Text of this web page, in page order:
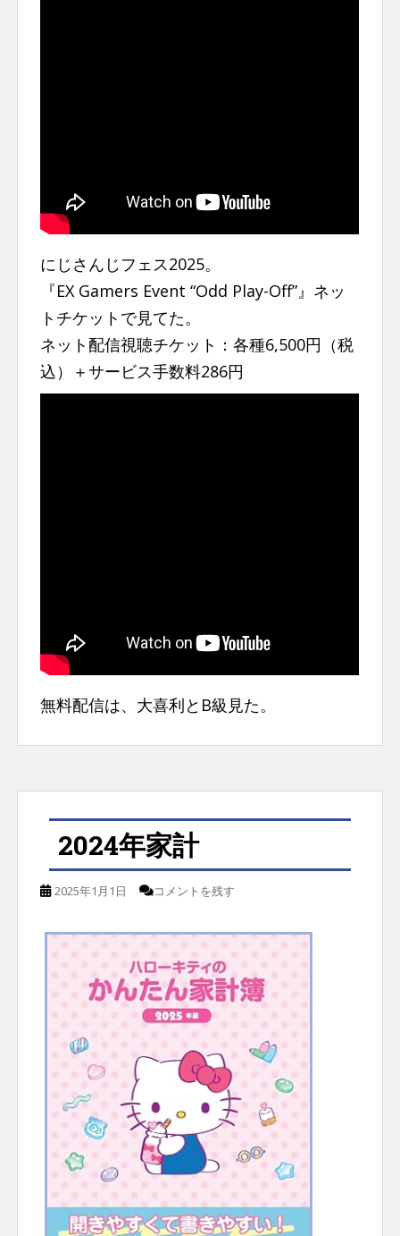
にじさんじフェス2025。
『EX Gamers Event “Odd Play-Off”』ネッ
トチケットで見てた。
ネット配信視聴チケット：各種6,500円（税
込）＋サービス手数料286円
無料配信は、大喜利とB級見た。
2024年家計
2025年1月1日 コメントを残す